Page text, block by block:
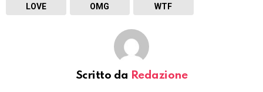
LOVE OMG WTF
Scritto da Redazione